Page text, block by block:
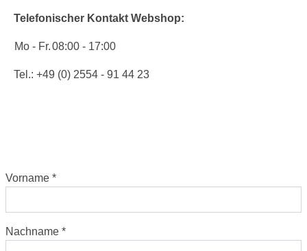
Telefonischer Kontakt Webshop:
Mo - Fr.08:00 - 17:00
Tel.: +49 (0) 2554 - 91 44 23
Vorname
Nachname